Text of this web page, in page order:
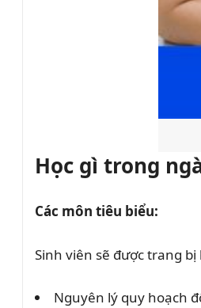
Học gì trong
Các môn tiêu biểu:
Sinh viên sẽ được trang
Nguyên lý quy hoạch